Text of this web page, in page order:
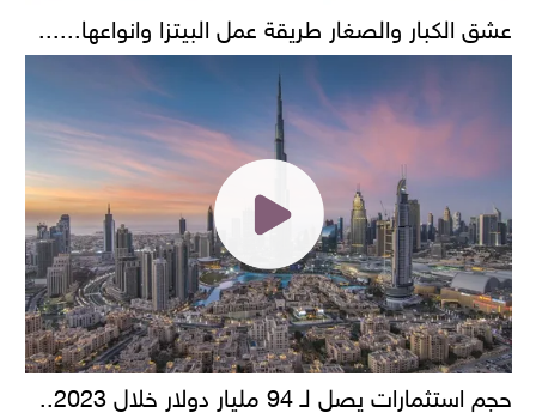
عشق الكبار والصغار طريقة عمل البيتزا وانواعها......